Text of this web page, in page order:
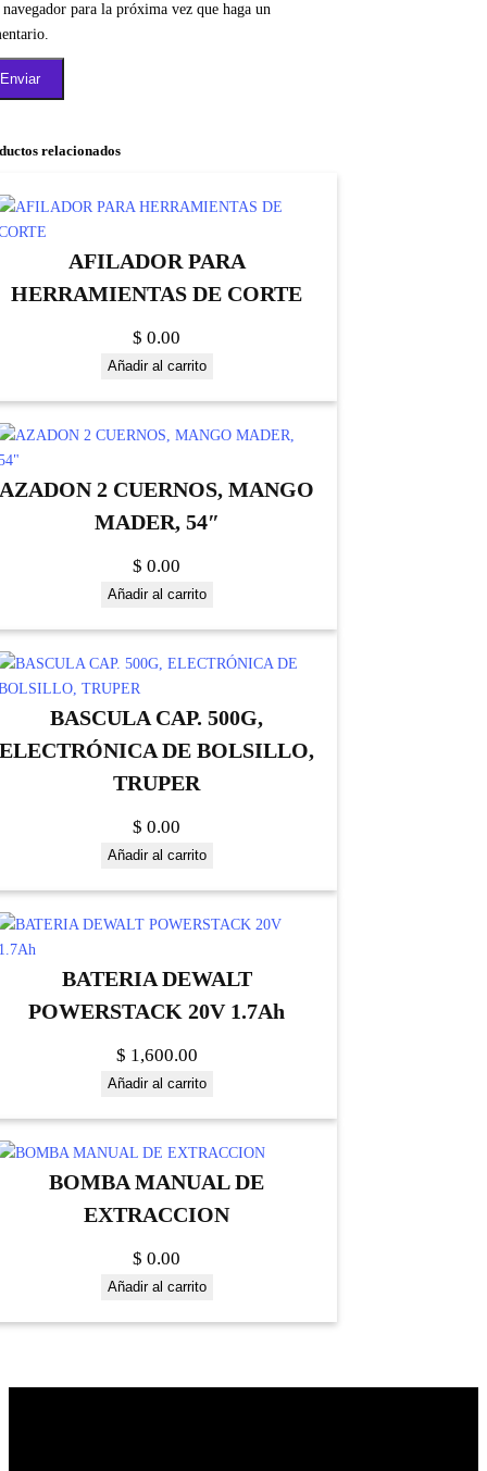
navegador para la próxima vez que haga un
relacionados
AFILADOR PARA
HERRAMIENTAS DE CORTE
$ 0.00
Añadir al carrito
AZADON 2 CUERNOS, MANGO
MADER, 54″
$ 0.00
Añadir al carrito
BASCULA CAP. 500G,
ELECTRÓNICA DE BOLSILLO,
TRUPER
$ 0.00
Añadir al carrito
BATERIA DEWALT
POWERSTACK 20V 1.7Ah
$ 1,600.00
Añadir al carrito
BOMBA MANUAL DE
EXTRACCION
$ 0.00
Añadir al carrito